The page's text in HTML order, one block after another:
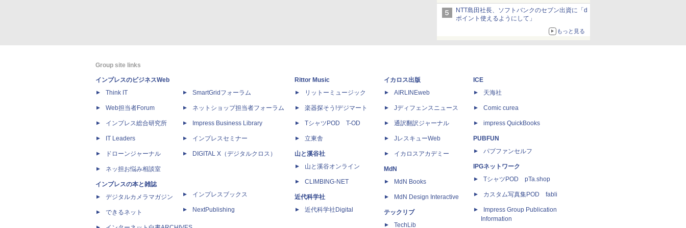
約1656kcal、総重量約527g！
NTT島田社長、ソフトバンクのセブン出資に「d
ポイント使えるようにして」
もっと見る
Group site links
インプレスのビジネスWeb
Think IT
Web担当者Forum
インプレス総合研究所
IT Leaders
ドローンジャーナル
ネッ担お悩み相談室
インプレスの本と雑誌
デジタルカメラマガジン
できるネット
SmartGridフォーラム
ネットショップ担当者フォーラム
Impress Business Library
インプレスセミナー
DIGITAL X（デジタルクロス）
インプレスブックス
NextPublishing
Rittor Music
リットーミュージック
楽器探そう!デジマート
TシャツPOD T-OD
立東舎
山と溪谷社
山と溪谷オンライン
CLIMBING-NET
近代科学社
近代科学社Digital
イカロス出版
AIRLINEweb
Jディフェンスニュース
通訳翻訳ジャーナル
JレスキューWeb
イカロスアカデミー
MdN
MdN Books
MdN Design Interactive
テックリブ
TechLib
ICE
天海社
Comic curea
impress QuickBooks
PUBFUN
パブファンセルフ
IPGネットワーク
TシャツPOD pTa.shop
カスタム写真集POD fabli
Impress Group Publication
Information